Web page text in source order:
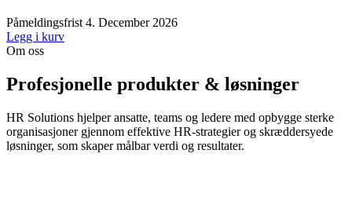
Påmeldingsfrist 4. December 2026
Legg i kurv
Om oss
Profesjonelle produkter & løsninger
HR Solutions hjelper ansatte, teams og ledere med opbygge sterke
organisasjoner gjennom effektive HR-strategier og skræddersyede
løsninger, som skaper målbar verdi og resultater.